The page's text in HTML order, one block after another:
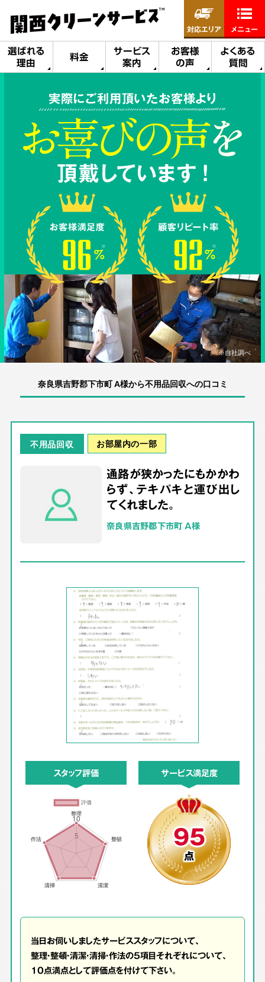
選ばれる
理由
料金
サービス
案内
お客様
の声
よくある
質問
対応エリア メニュー
実際にご利用頂いたお客様より
※自社調べ
奈良県吉野郡下市町 A様から不用品回収への口コミ
不用品回収 お部屋内の一部
通路が狭かったにもかかわ
らず、テキパキと運び出し
てくれました。
奈良県吉野郡下市町 A様
スタッフ評価 サービス満足度
95
点
当日お伺いしましたサービススタッフについて、
整理・整頓・清潔・清掃・作法の5項目それぞれについて、
10点満点として評価点を付けて下さい。